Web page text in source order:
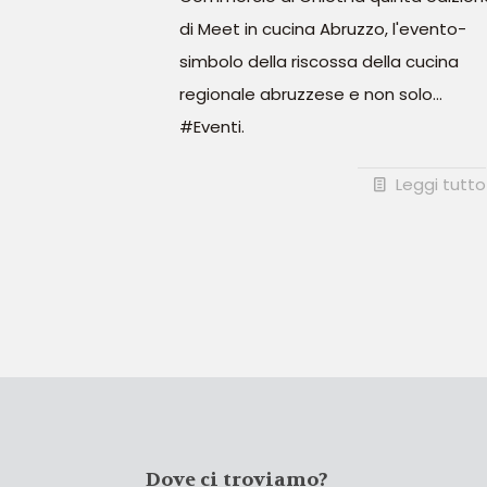
di Meet in cucina Abruzzo, l'evento-
simbolo della riscossa della cucina
regionale abruzzese e non solo...
#Eventi.
Leggi tutto
Dove ci troviamo?